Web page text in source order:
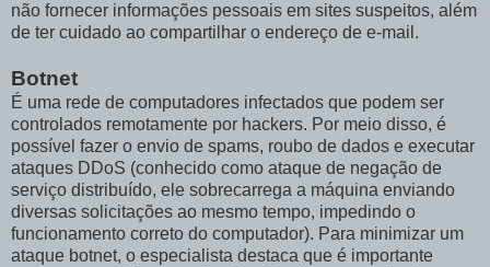
não fornecer informações pessoais em sites suspeitos, além
de ter cuidado ao compartilhar o endereço de e-mail.
Botnet
É uma rede de computadores infectados que podem ser
controlados remotamente por hackers. Por meio disso, é
possível fazer o envio de spams, roubo de dados e executar
ataques DDoS (conhecido como ataque de negação de
serviço distribuído, ele sobrecarrega a máquina enviando
diversas solicitações ao mesmo tempo, impedindo o
funcionamento correto do computador). Para minimizar um
ataque botnet, o especialista destaca que é importante